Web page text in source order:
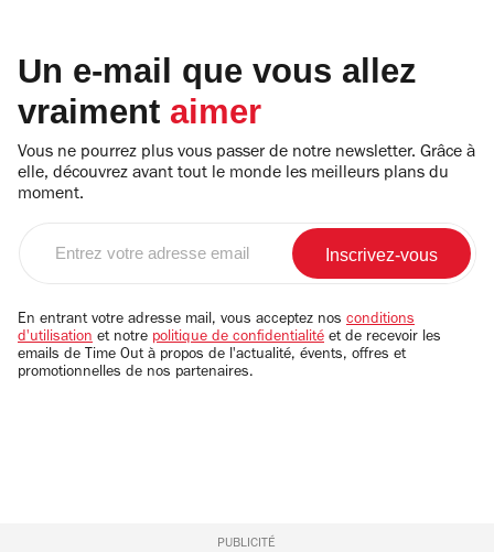
Un e-mail que vous allez
vraiment aimer
Vous ne pourrez plus vous passer de notre newsletter. Grâce à
elle, découvrez avant tout le monde les meilleurs plans du
moment.
email
En entrant votre adresse mail, vous acceptez nos conditions
d'utilisation et notre politique de confidentialité et de recevoir les
emails de Time Out à propos de l'actualité, évents, offres et
promotionnelles de nos partenaires.
PUBLICITÉ